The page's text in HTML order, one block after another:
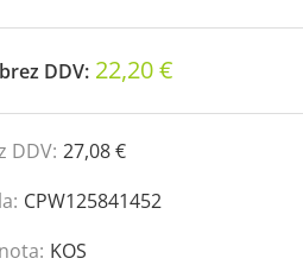
DDV: 22,20 €
DDV: 27,08 €
CPW125841452
KOS